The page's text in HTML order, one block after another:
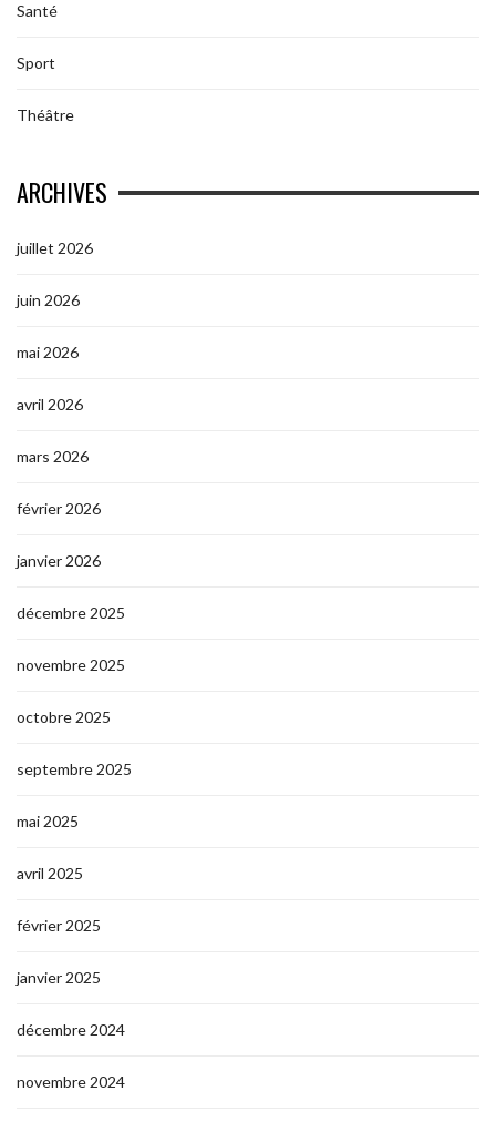
Santé
Sport
Théâtre
ARCHIVES
juillet 2026
juin 2026
mai 2026
avril 2026
mars 2026
février 2026
janvier 2026
décembre 2025
novembre 2025
octobre 2025
septembre 2025
mai 2025
avril 2025
février 2025
janvier 2025
décembre 2024
novembre 2024